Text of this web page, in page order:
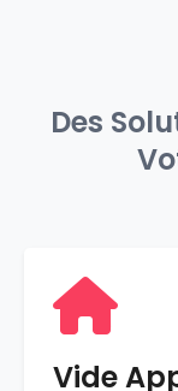
Des
Vide